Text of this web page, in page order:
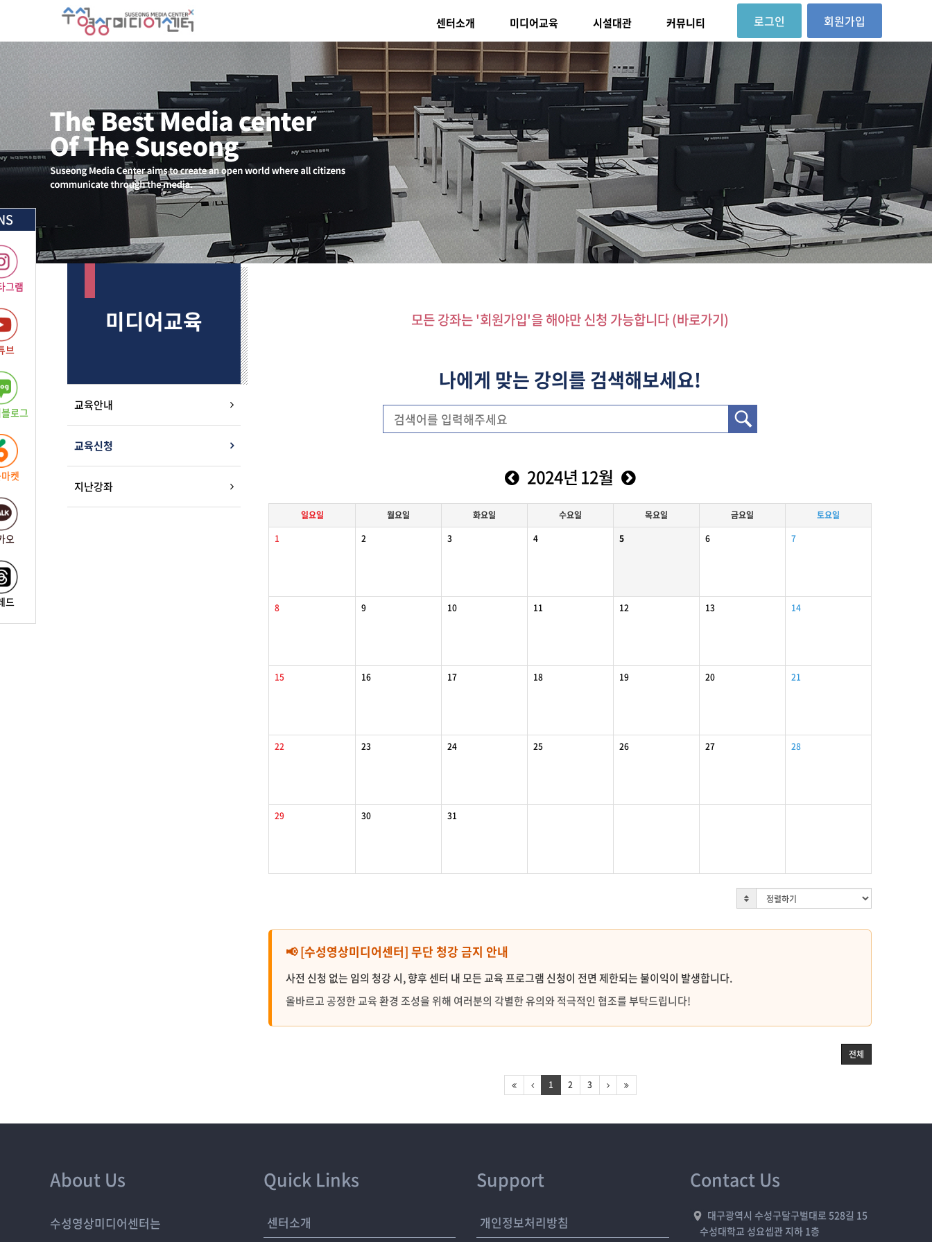
그램
브
로그
켓
오
드
센터소개 미디어교육 시설대관 커뮤니티 회원가입
로그인
모든 강좌는 '회원가입'을 해야만 신청 가능합니다 (바로가기)
나에게 맞는 강의를 검색해보세요!
2024년 12월
일요일 월요일 화요일 수요일 목요일 금요일 토요일
1
2 3 4 5 6 7
8 9 10 11 12 13 14
15 16 17 18 19 20 21
22 23 24 25 26 27 28
29 30 31
📢 [수성영상미디어센터] 무단 청강 금지 안내
사전 신청 없는 임의 청강 시, 향후 센터 내 모든 교육 프로그램 신청이 전면 제한되는 불이익이 발생합니다.
올바르고 공정한 교육 환경 조성을 위해 여러분의 각별한 유의와 적극적인 협조를 부탁드립니다!
전체
1 2 3
미디어교육
교육안내
교육신청
지난강좌
About Us
수성영상미디어센터는
Quick Links
센터소개
Support
개인정보처리방침
Contact Us
대구광역시 수성구달구벌대로 528길 15
수성대학교 성요셉관 지하 1층